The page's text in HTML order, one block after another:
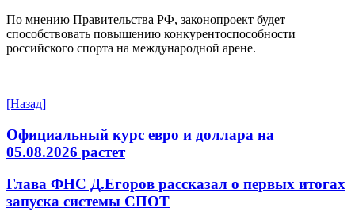
По мнению Правительства РФ, законопроект будет
способствовать повышению конкурентоспособности
российского спорта на международной арене.
[Назад]
Официальный курс евро и доллара на
05.08.2026 растет
Глава ФНС Д.Егоров рассказал о первых итогах
запуска системы СПОТ